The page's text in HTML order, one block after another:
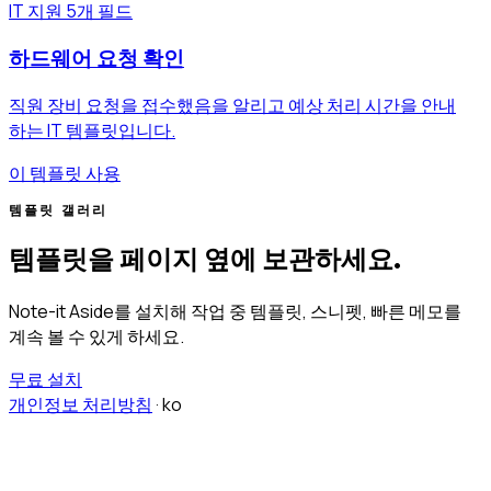
IT 지원 5개 필드
하드웨어 요청 확인
직원 장비 요청을 접수했음을 알리고 예상 처리 시간을 안내
하는 IT 템플릿입니다.
이 템플릿 사용
템플릿 갤러리
템플릿을 페이지 옆에 보관하세요.
Note-it Aside를 설치해 작업 중 템플릿, 스니펫, 빠른 메모를
계속 볼 수 있게 하세요.
무료 설치
개인정보 처리방침 ·ko